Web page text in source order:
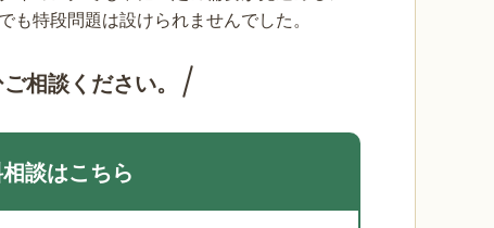
特段問題は設けられませんでした。
相談ください。
談はこちら